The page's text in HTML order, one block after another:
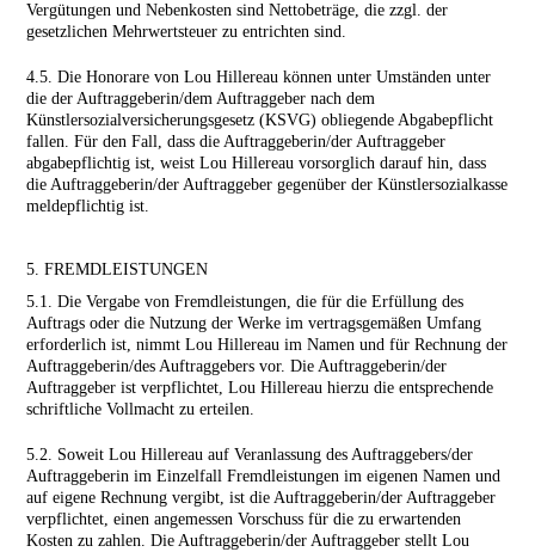
Vergütungen und Nebenkosten sind Netto­beträge, die zzgl. der
gesetzlichen Mehrwertsteuer zu entrichten sind.
4.5. Die Honorare von Lou Hillereau können unter Umständen unter
die der Auftraggeberin/dem Auftraggeber nach dem
Künstlersozialversicherungsgesetz (KSVG) obliegende Abga­be­pflicht
fallen. Für den Fall, dass die Auftrag­geberin/der Auftraggeber
abgabepflichtig ist, weist Lou Hillereau vorsorglich darauf hin, dass
die Auftraggeberin/der Auftrag­geber gegenüber der Künstlersozialkasse
meldepflichtig ist.
5. FREMDLEISTUNGEN
5.1. Die Vergabe von Fremdleistungen, die für die Erfüllung des
Auftrags oder die Nutzung der Werke im vertragsgemäßen Umfang
erforderlich ist, nimmt Lou Hillereau im Namen und für Rechnung der
Auftraggeberin/des Auftraggebers vor. Die Auftraggeberin/der
Auftraggeber ist verpflichtet, Lou Hillereau hierzu die entsprechende
schriftliche Vollmacht zu erteilen.
5.2. Soweit Lou Hillereau auf Veranlassung des Auftrag­gebers/der
Auftraggeberin im Einzelfall Fremdleistungen im eige­nen Namen und
auf eigene Rechnung vergibt, ist die Auftraggeberin/der Auftraggeber
verpflichtet, einen angemessen Vorschuss für die zu erwartenden
Kosten zu zahlen. Die Auftraggeberin/der Auftraggeber stellt Lou